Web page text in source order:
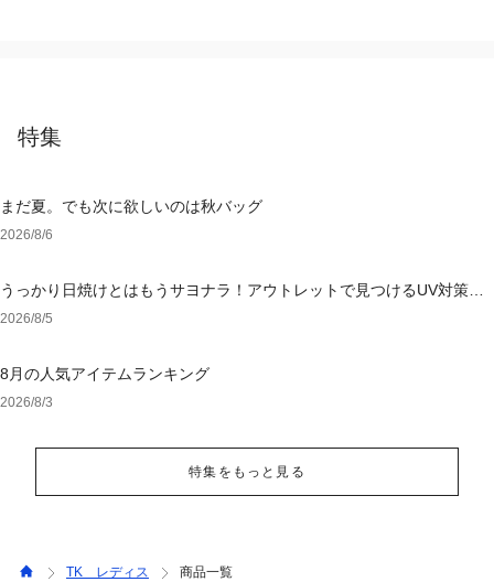
特集
まだ夏。でも次に欲しいのは秋バッグ
2026/8/6
うっかり日焼けとはもうサヨナラ！アウトレットで見つけるUV対策ウ
ェア
2026/8/5
8月の人気アイテムランキング
2026/8/3
特集をもっと見る
TK レディス 商品一覧